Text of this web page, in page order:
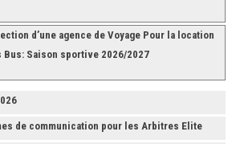
d’une agence de Voyage Pour la location
Bus: Saison sportive 2026/2027
de communication pour les Arbitres Elite